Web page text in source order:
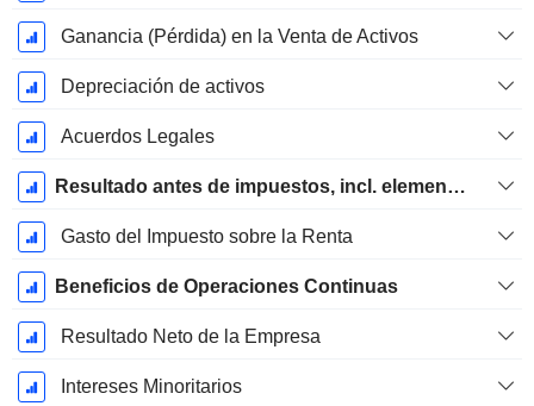
Ganancia (Pérdida) en la Venta de Activos
Depreciación de activos
Acuerdos Legales
Resultado antes de impuestos, incl. elementos inusuales
Gasto del Impuesto sobre la Renta
Beneficios de Operaciones Continuas
Resultado Neto de la Empresa
Intereses Minoritarios